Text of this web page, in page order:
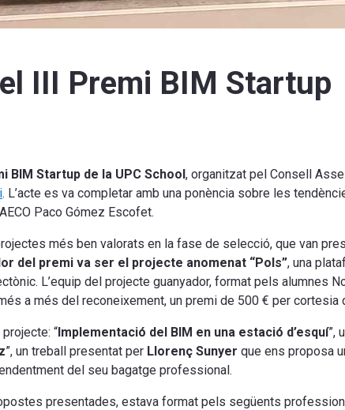
III Premi BIM Startup
BIM Startup de la UPC School, organitzat pel Consell
. L’acte es va completar amb una ponència sobre les
Paco Gómez Escofet.
més ben valorats en la fase de selecció, que van
del premi va ser el projecte anomenat “Pols”, una
L’equip del projecte guanyador, format pels alumnes
a més del reconeixement, un premi de 500 € per cortesia
“Implementació del BIM en una estació d’esquí”,
”, un treball presentat per Llorenç Sunyer que ens proposa
del seu bagatge professional.
presentades, estava format pels següents